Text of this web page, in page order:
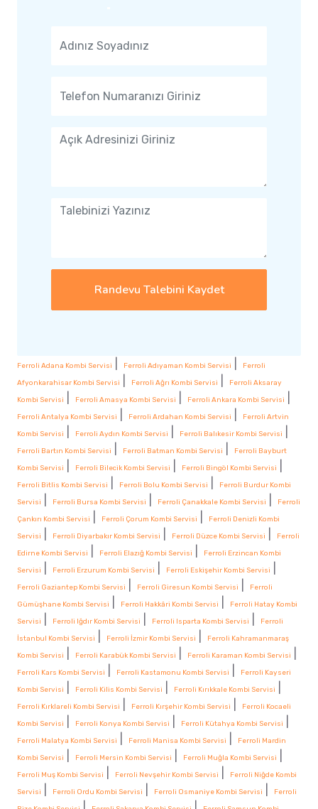
Randevu Talebini Kaydet
Ferroli Adana Kombi Servisi Ferroli Adıyaman Kombi Servisi
Ferroli
Afyonkarahisar Kombi Servisi
Ferroli Ağrı Kombi Servisi
Ferroli Aksaray
Kombi Servisi
Ferroli Amasya Kombi Servisi Ferroli Ankara Kombi Servisi
Ferroli Antalya Kombi Servisi Ferroli Ardahan Kombi Servisi
Ferroli Artvin
Kombi Servisi
Ferroli Aydın Kombi Servisi Ferroli Balıkesir Kombi Servisi
Ferroli Bartın Kombi Servisi Ferroli Batman Kombi Servisi
Ferroli Bayburt
Kombi Servisi
Ferroli Bilecik Kombi Servisi Ferroli Bingöl Kombi Servisi
Ferroli Bitlis Kombi Servisi Ferroli Bolu Kombi Servisi
Ferroli Burdur Kombi
Servisi
Ferroli Bursa Kombi Servisi Ferroli Çanakkale Kombi Servisi
Ferroli
Çankırı Kombi Servisi
Ferroli Çorum Kombi Servisi
Ferroli Denizli Kombi
Servisi
Ferroli Diyarbakır Kombi Servisi Ferroli Düzce Kombi Servisi
Ferroli
Edirne Kombi Servisi
Ferroli Elazığ Kombi Servisi
Ferroli Erzincan Kombi
Servisi
Ferroli Erzurum Kombi Servisi Ferroli Eskişehir Kombi Servisi
Ferroli Gaziantep Kombi Servisi Ferroli Giresun Kombi Servisi
Ferroli
Gümüşhane Kombi Servisi
Ferroli Hakkâri Kombi Servisi
Ferroli Hatay Kombi
Servisi
Ferroli Iğdır Kombi Servisi Ferroli Isparta Kombi Servisi
Ferroli
İstanbul Kombi Servisi
Ferroli İzmir Kombi Servisi
Ferroli Kahramanmaraş
Kombi Servisi
Ferroli Karabük Kombi Servisi Ferroli Karaman Kombi Servisi
Ferroli Kars Kombi Servisi Ferroli Kastamonu Kombi Servisi
Ferroli Kayseri
Kombi Servisi
Ferroli Kilis Kombi Servisi Ferroli Kırıkkale Kombi Servisi
Ferroli Kırklareli Kombi Servisi Ferroli Kırşehir Kombi Servisi
Ferroli Kocaeli
Kombi Servisi
Ferroli Konya Kombi Servisi Ferroli Kütahya Kombi Servisi
Ferroli Malatya Kombi Servisi Ferroli Manisa Kombi Servisi
Ferroli Mardin
Kombi Servisi
Ferroli Mersin Kombi Servisi Ferroli Muğla Kombi Servisi
Ferroli Muş Kombi Servisi Ferroli Nevşehir Kombi Servisi
Ferroli Niğde Kombi
Servisi
Ferroli Ordu Kombi Servisi Ferroli Osmaniye Kombi Servisi
Ferroli